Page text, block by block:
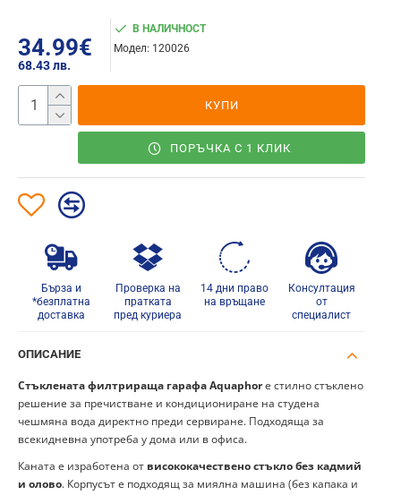
34.99€
68.43 лв.
В НАЛИЧНОСТ
Модел: 120026
КУПИ
ПОРЪЧКА С 1 КЛИК
Бърза и
*безплатна
доставка
Проверка на
пратката
пред куриера
14 дни право
на връщане
Консултация
от
специалист
ОПИСАНИЕ
Стъклената филтрираща гарафа Aquaphorе стилно стъклено
решение за пречистване и кондициониране на студена
чешмяна вода директно преди сервиране. Подходяща за
всекидневна употреба у дома или в офиса.
Каната е изработена от висококачествено стъкло без кадмий
и олово. Корпусът е подходящ за миялна машина (без капака и